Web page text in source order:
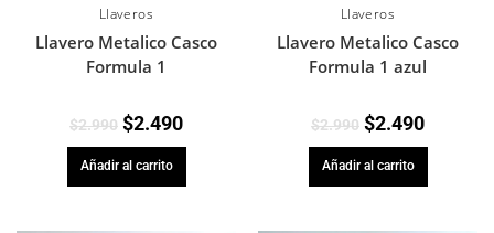
Llaveros
Llavero Metalico Casco
Formula 1
$2.990 $2.490
Añadir al carrito
Llaveros
Llavero Metalico Casco
Formula 1 azul
$2.990 $2.490
Añadir al carrito